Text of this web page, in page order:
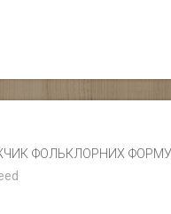
ФОЛЬКЛОРНИХ